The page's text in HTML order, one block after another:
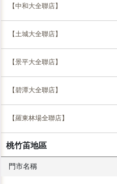
【中和大全聯店】
【土城大全聯店】
【景平大全聯店】
【碧潭大全聯店】
【羅東林場全聯店】
桃竹苖地區
門市名稱